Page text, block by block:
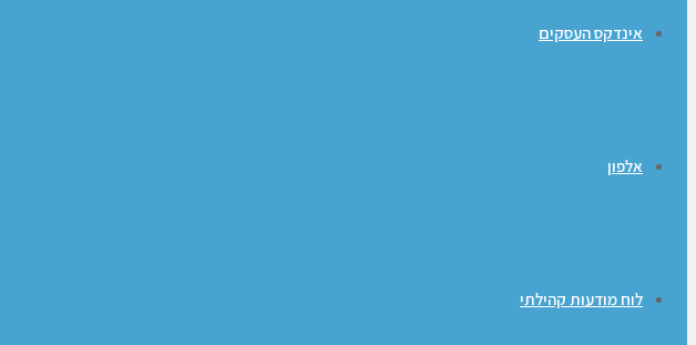
אינדקס העסקים
אלפון
לוח מודעות קהילתי